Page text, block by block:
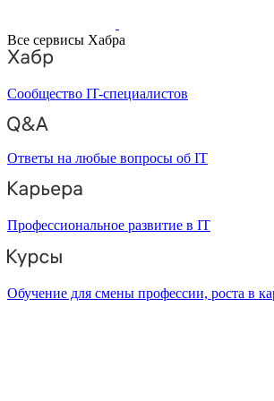
Все сервисы Хабра
Сообщество IT-специалистов
Ответы на любые вопросы об IT
Профессиональное развитие в IT
Обучение для смены профессии, роста в